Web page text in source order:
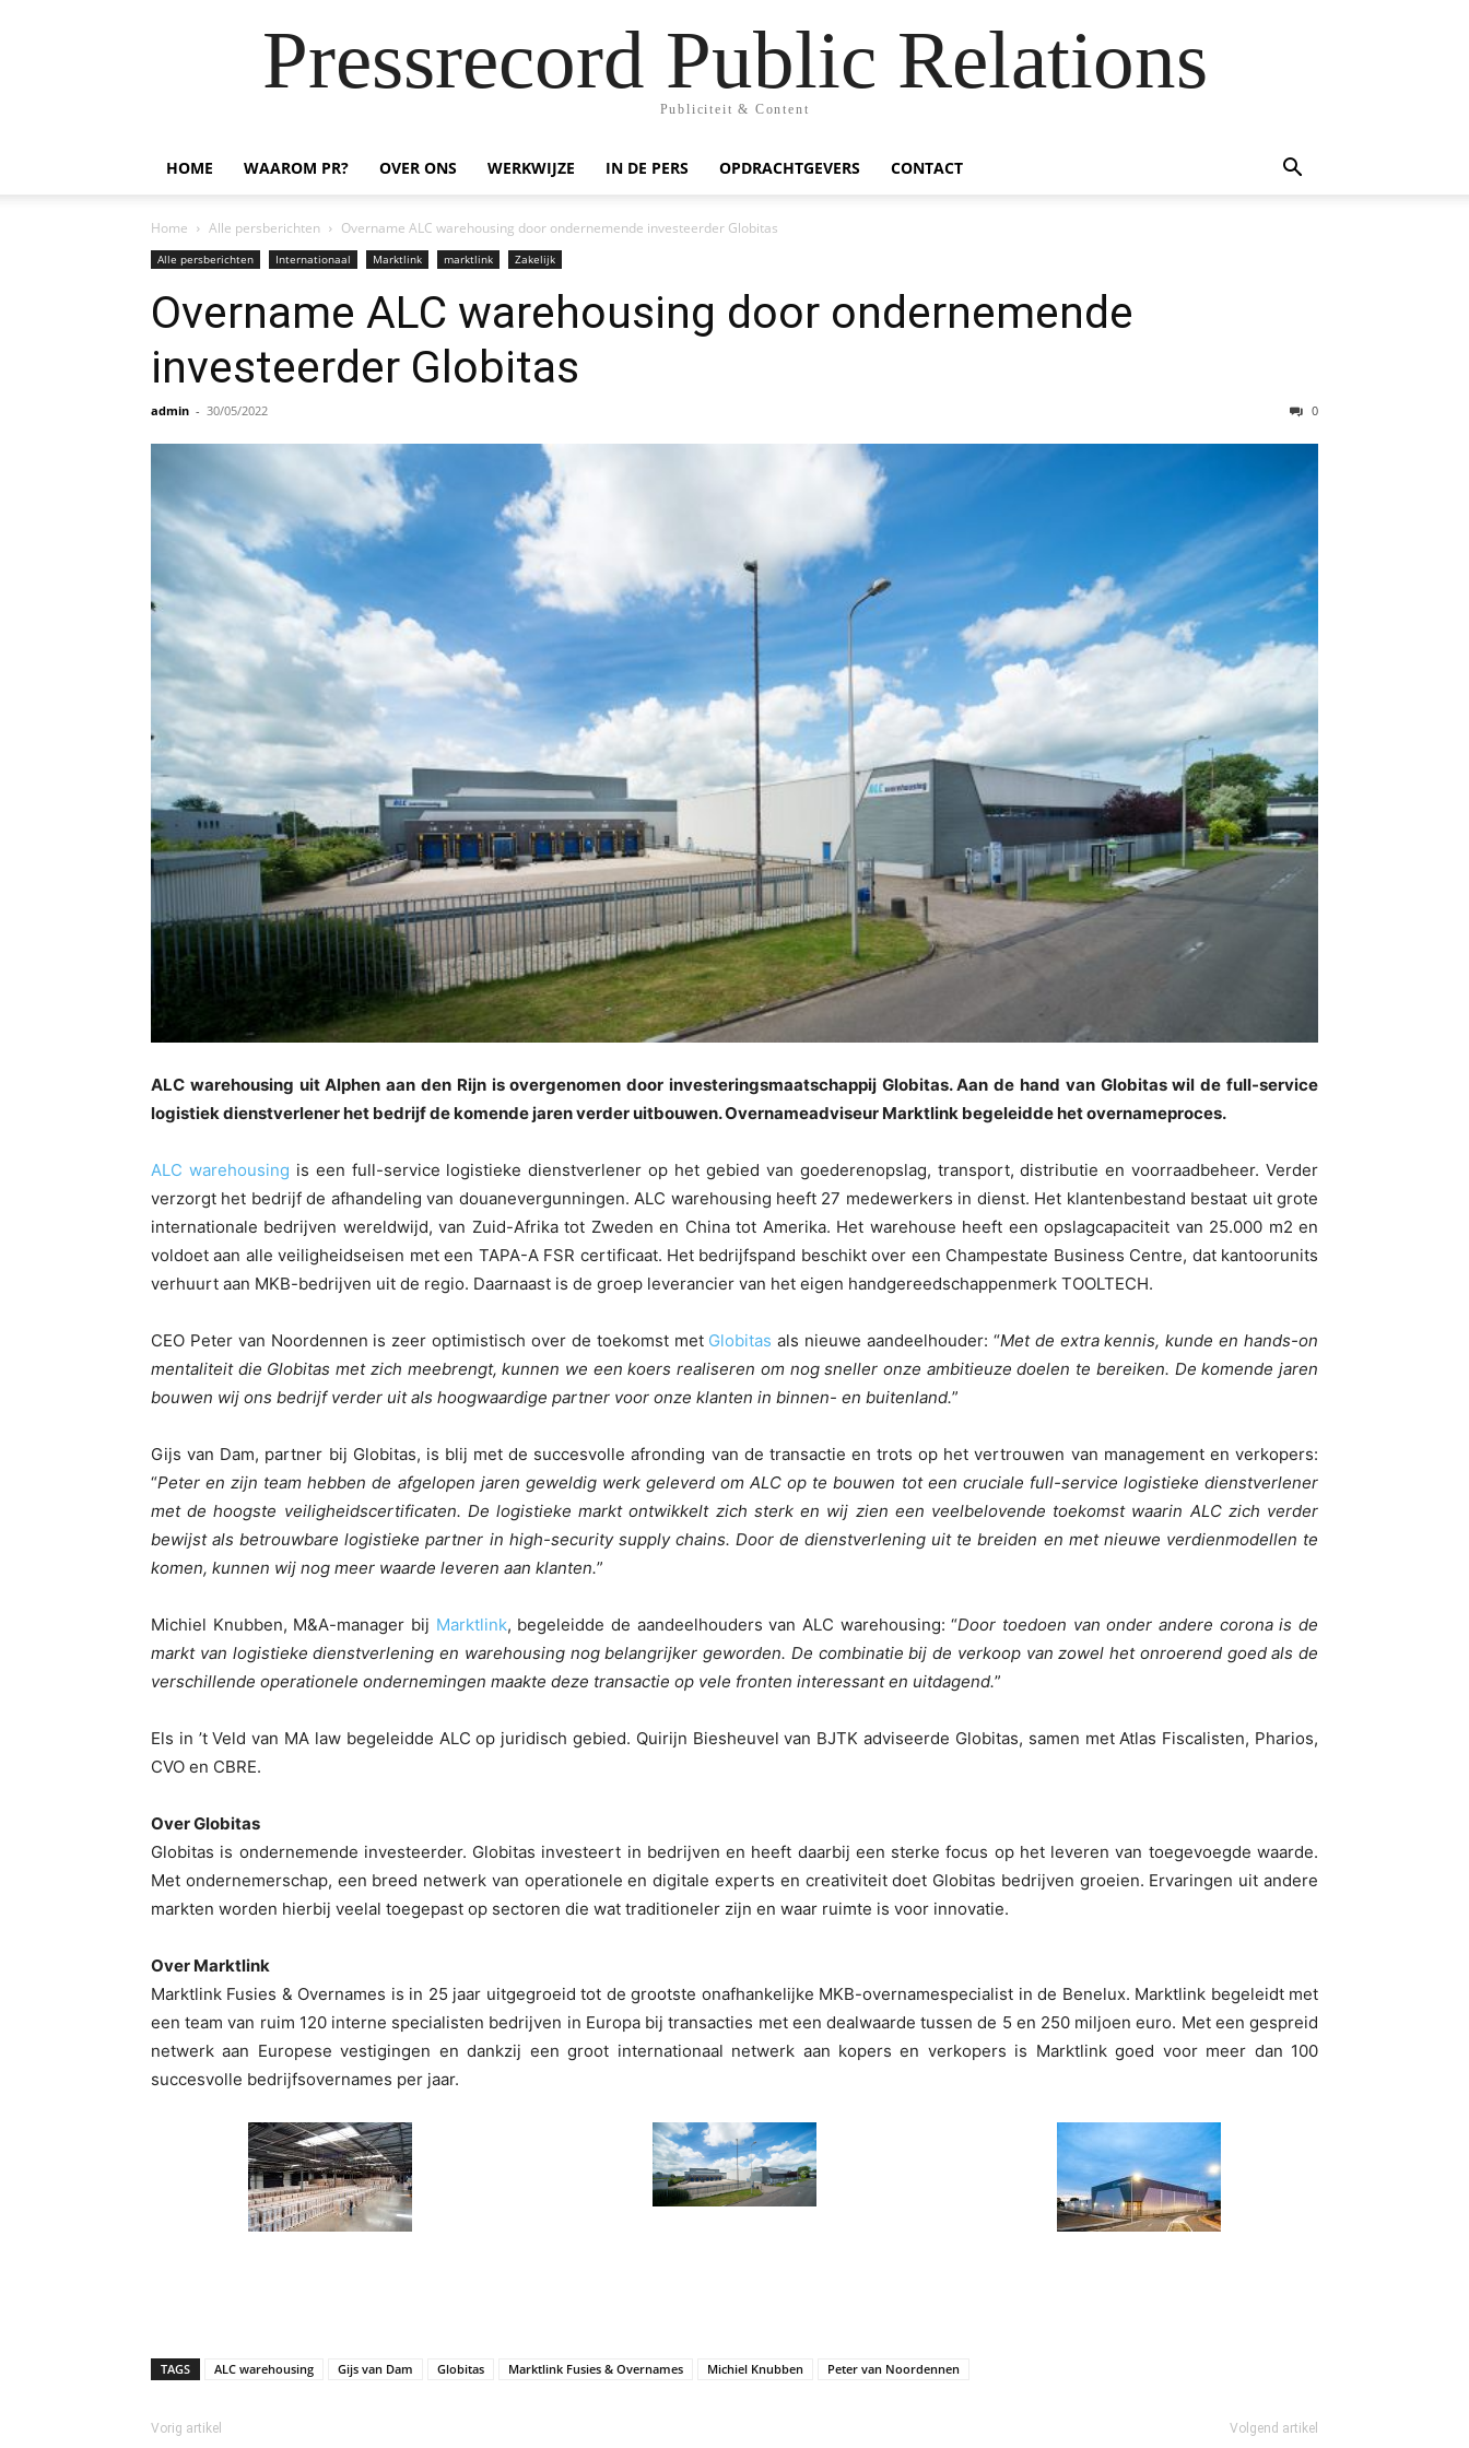
Pressrecord Public Relations
Publiciteit & Content
HOME WAAROM PR? OVER ONS WERKWIJZE IN DE PERS OPDRACHTGEVERS CONTACT
Home Alle persberichten Overname ALC warehousing door ondernemende investeerder Globitas
Alle persberichten Internationaal Marktlink marktlink Zakelijk
Overname ALC warehousing door ondernemende
investeerder Globitas
admin - 30/05/2022 0
ALC warehousing uit Alphen aan den Rijn is overgenomen door investeringsmaatschappij Globitas. Aan de hand van Globitas wil de full-service
logistiek dienstverlener het bedrijf de komende jaren verder uitbouwen. Overnameadviseur Marktlink begeleidde het overnameproces.
ALC warehousing is een full-service logistieke dienstverlener op het gebied van goederenopslag, transport, distributie en voorraadbeheer. Verder
verzorgt het bedrijf de afhandeling van douanevergunningen. ALC warehousing heeft 27 medewerkers in dienst. Het klantenbestand bestaat uit grote
internationale bedrijven wereldwijd, van Zuid-Afrika tot Zweden en China tot Amerika. Het warehouse heeft een opslagcapaciteit van 25.000 m2 en
voldoet aan alle veiligheidseisen met een TAPA-A FSR certificaat. Het bedrijfspand beschikt over een Champestate Business Centre, dat kantoorunits
verhuurt aan MKB-bedrijven uit de regio. Daarnaast is de groep leverancier van het eigen handgereedschappenmerk TOOLTECH.
CEO Peter van Noordennen is zeer optimistisch over de toekomst met Globitas als nieuwe aandeelhouder: “Met de extra kennis, kunde en hands-on
mentaliteit die Globitas met zich meebrengt, kunnen we een koers realiseren om nog sneller onze ambitieuze doelen te bereiken. De komende jaren
bouwen wij ons bedrijf verder uit als hoogwaardige partner voor onze klanten in binnen- en buitenland.”
Gijs van Dam, partner bij Globitas, is blij met de succesvolle afronding van de transactie en trots op het vertrouwen van management en verkopers:
“Peter en zijn team hebben de afgelopen jaren geweldig werk geleverd om ALC op te bouwen tot een cruciale full-service logistieke dienstverlener
met de hoogste veiligheidscertificaten. De logistieke markt ontwikkelt zich sterk en wij zien een veelbelovende toekomst waarin ALC zich verder
bewijst als betrouwbare logistieke partner in high-security supply chains. Door de dienstverlening uit te breiden en met nieuwe verdienmodellen te
komen, kunnen wij nog meer waarde leveren aan klanten.”
Michiel Knubben, M&A-manager bij Marktlink, begeleidde de aandeelhouders van ALC warehousing: “Door toedoen van onder andere corona is de
markt van logistieke dienstverlening en warehousing nog belangrijker geworden. De combinatie bij de verkoop van zowel het onroerend goed als de
verschillende operationele ondernemingen maakte deze transactie op vele fronten interessant en uitdagend.”
Els in ’t Veld van MA law begeleidde ALC op juridisch gebied. Quirijn Biesheuvel van BJTK adviseerde Globitas, samen met Atlas Fiscalisten, Pharios,
CVO en CBRE.
Over Globitas
Globitas is ondernemende investeerder. Globitas investeert in bedrijven en heeft daarbij een sterke focus op het leveren van toegevoegde waarde.
Met ondernemerschap, een breed netwerk van operationele en digitale experts en creativiteit doet Globitas bedrijven groeien. Ervaringen uit andere
markten worden hierbij veelal toegepast op sectoren die wat traditioneler zijn en waar ruimte is voor innovatie.
Over Marktlink
Marktlink Fusies & Overnames is in 25 jaar uitgegroeid tot de grootste onafhankelijke MKB-overnamespecialist in de Benelux. Marktlink begeleidt met
een team van ruim 120 interne specialisten bedrijven in Europa bij transacties met een dealwaarde tussen de 5 en 250 miljoen euro. Met een gespreid
netwerk aan Europese vestigingen en dankzij een groot internationaal netwerk aan kopers en verkopers is Marktlink goed voor meer dan 100
succesvolle bedrijfsovernames per jaar.
TAGS ALC warehousing Gijs van Dam Globitas Marktlink Fusies & Overnames Michiel Knubben Peter van Noordennen
Vorig artikel Volgend artikel